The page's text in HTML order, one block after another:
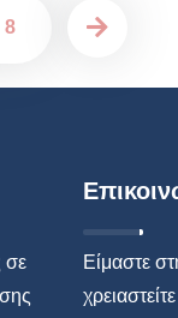
8
σε
Είμαστε
χρειαστείτε